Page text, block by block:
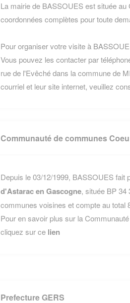
La mairie de BASSOUES est située
coordonnées complètes pour toute
Pour organiser votre visite à
Vous pouvez les contacter par
rue de l'Evêché dans la commune de
courriel et leur site internet, veuillez
Communauté de communes
Depuis le 03/12/1999, BASSOUES fait
d'Astarac en Gascogne, située BP 34
communes voisines et compte au total
Pour en savoir plus sur la
cliquez sur ce lien
Prefecture GERS